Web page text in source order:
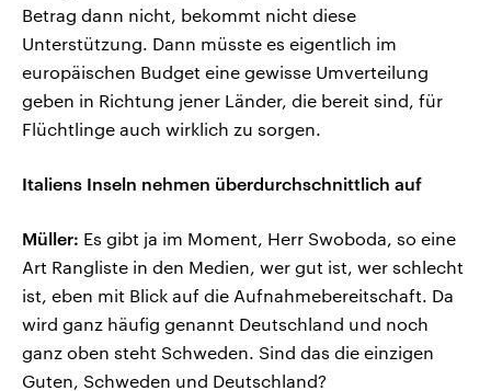
Betrag dann nicht, bekommt nicht diese
Unterstützung. Dann müsste es eigentlich im
europäischen Budget eine gewisse Umverteilung
geben in Richtung jener Länder, die bereit sind, für
Flüchtlinge auch wirklich zu sorgen.
Italiens Inseln nehmen überdurchschnittlich auf
Müller: Es gibt ja im Moment, Herr Swoboda, so eine
Art Rangliste in den Medien, wer gut ist, wer schlecht
ist, eben mit Blick auf die Aufnahmebereitschaft. Da
wird ganz häufig genannt Deutschland und noch
ganz oben steht Schweden. Sind das die einzigen
Guten, Schweden und Deutschland?